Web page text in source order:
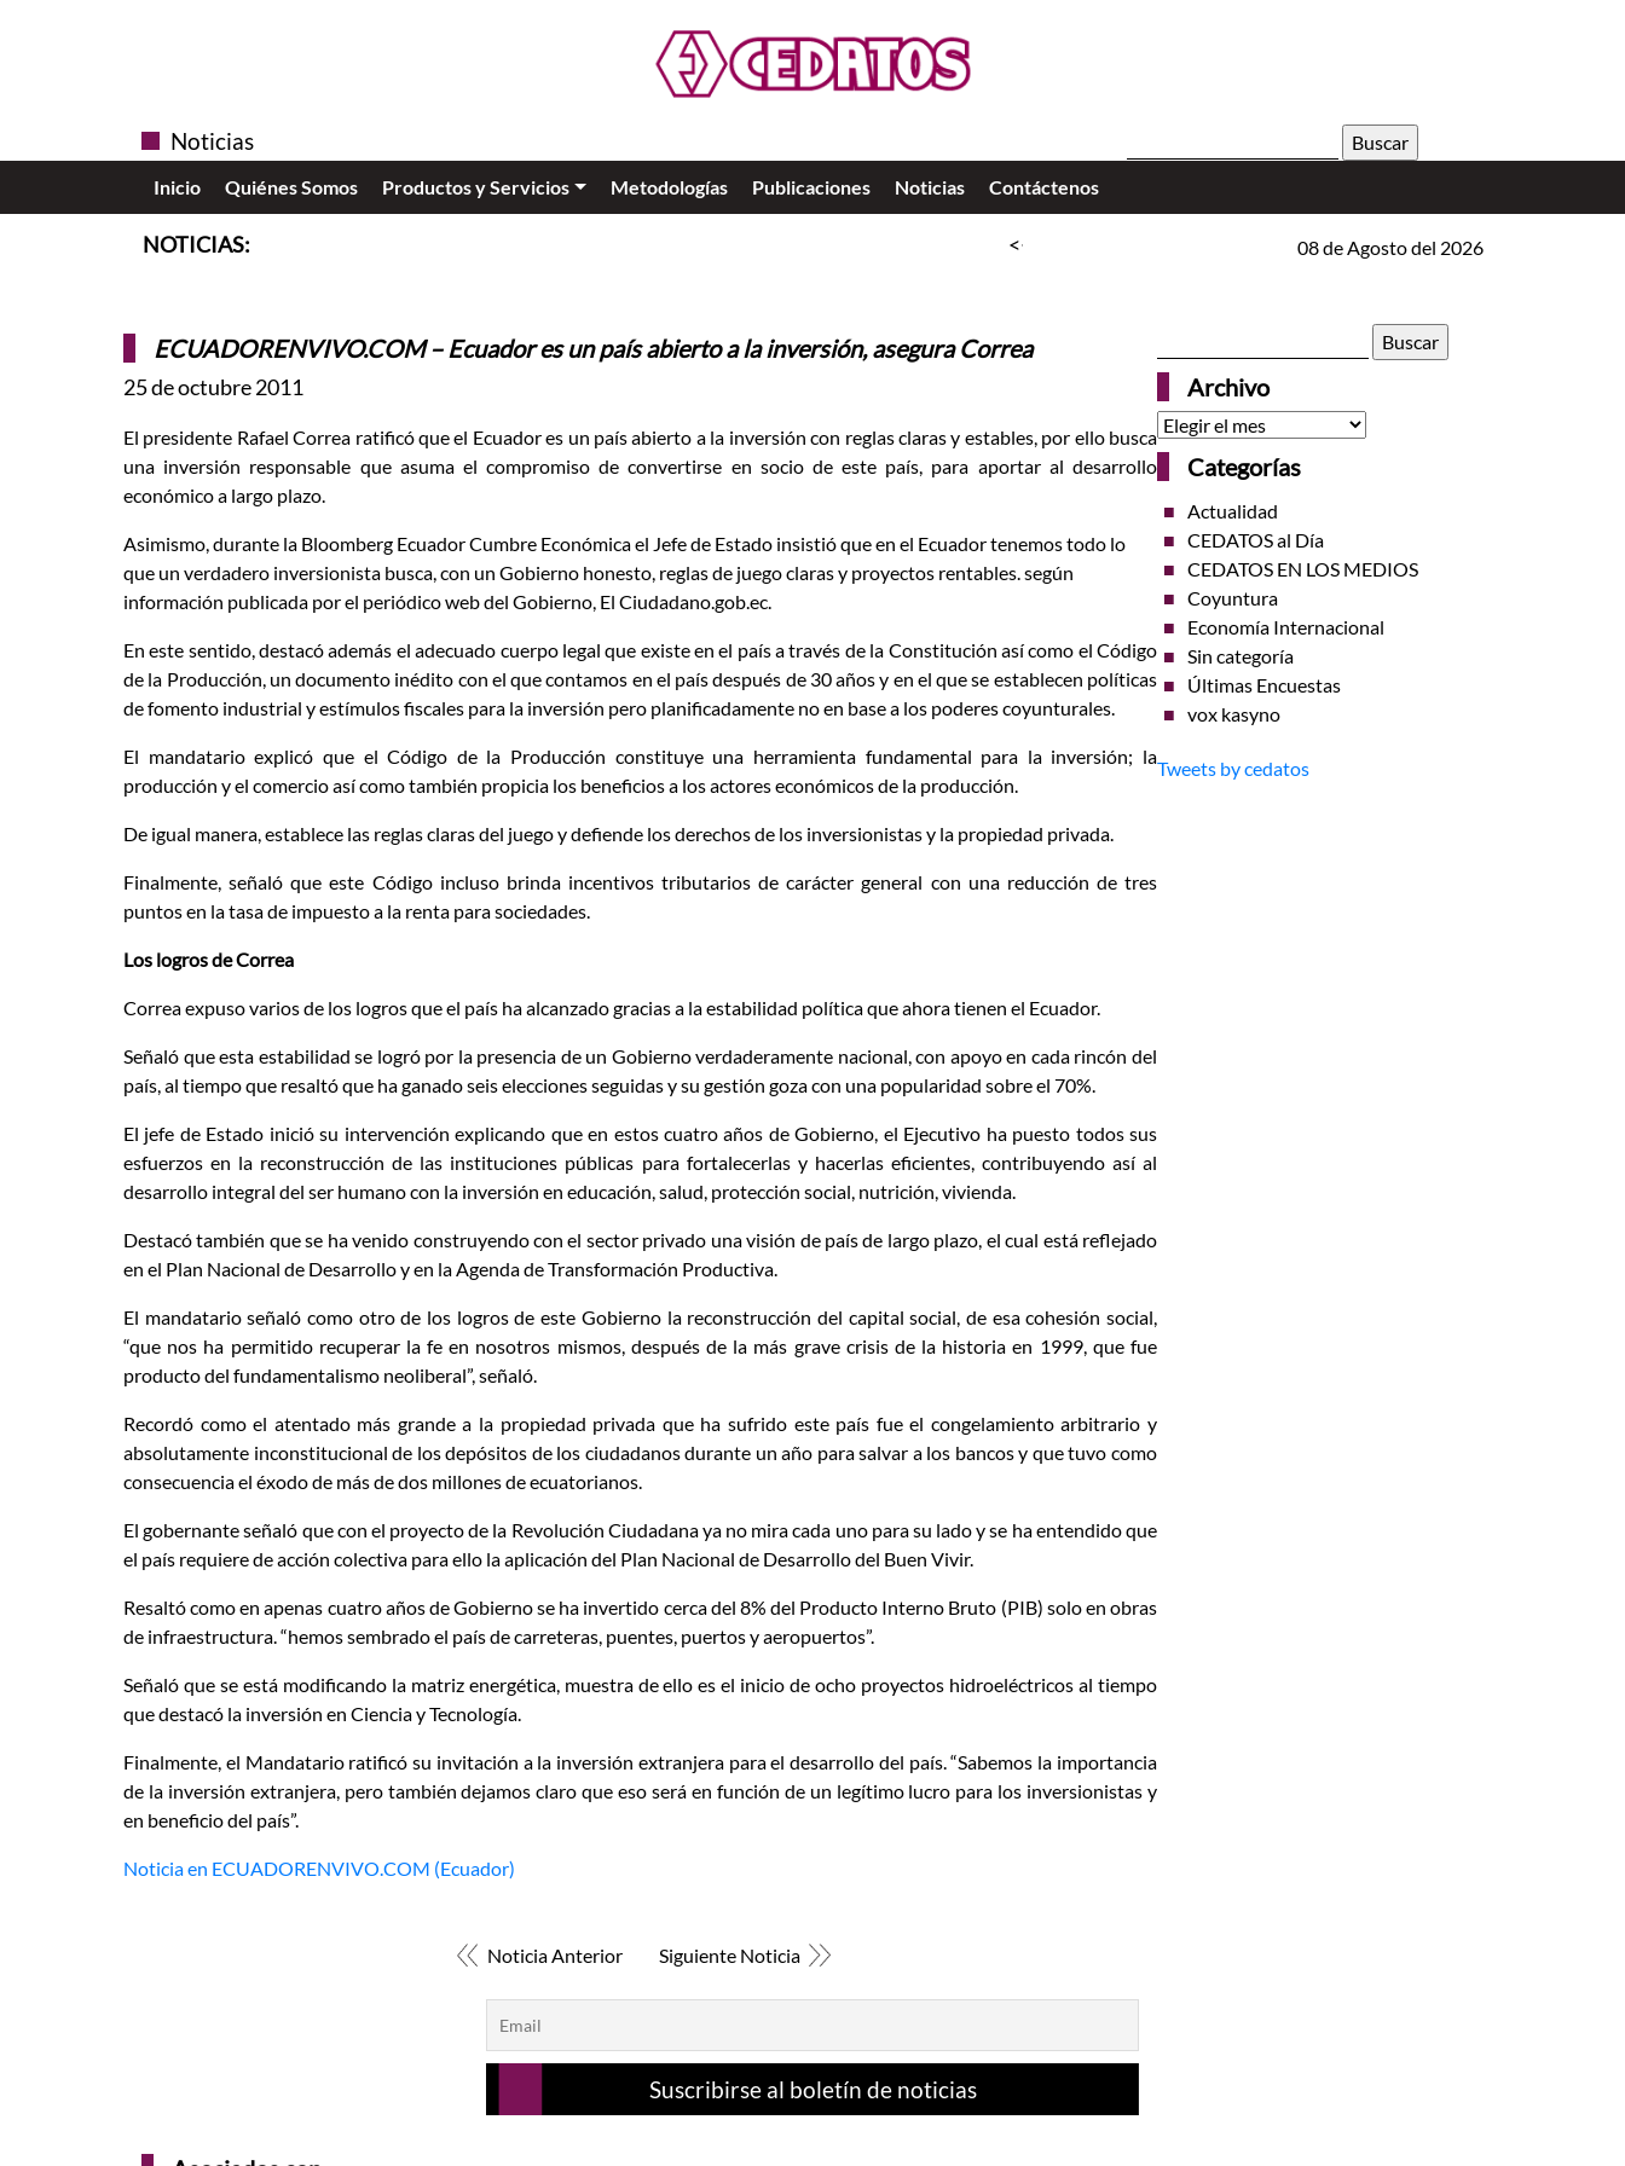
Noticias
Inicio Quiénes Somos Productos y Servicios Metodologías Publicaciones Noticias Contáctenos
NOTICIAS: << SLOTS VOX CASINO 5 MITÓW O REJESTRACJI KTÓRE
08 de Agosto del 2026
ECUADORENVIVO.COM – Ecuador es un país abierto a la inversión, asegura Correa
25 de octubre 2011
El presidente Rafael Correa ratificó que el Ecuador es un país abierto a la inversión con reglas claras y estables, por ello busca
una inversión responsable que asuma el compromiso de convertirse en socio de este país, para aportar al desarrollo
económico a largo plazo.
Asimismo, durante la Bloomberg Ecuador Cumbre Económica el Jefe de Estado insistió que en el Ecuador tenemos todo lo
que un verdadero inversionista busca, con un Gobierno honesto, reglas de juego claras y proyectos rentables. según
información publicada por el periódico web del Gobierno, El Ciudadano.gob.ec.
En este sentido, destacó además el adecuado cuerpo legal que existe en el país a través de la Constitución así como el Código
de la Producción, un documento inédito con el que contamos en el país después de 30 años y en el que se establecen políticas
de fomento industrial y estímulos fiscales para la inversión pero planificadamente no en base a los poderes coyunturales.
El mandatario explicó que el Código de la Producción constituye una herramienta fundamental para la inversión; la
producción y el comercio así como también propicia los beneficios a los actores económicos de la producción.
De igual manera, establece las reglas claras del juego y defiende los derechos de los inversionistas y la propiedad privada.
Finalmente, señaló que este Código incluso brinda incentivos tributarios de carácter general con una reducción de tres
puntos en la tasa de impuesto a la renta para sociedades.
Los logros de Correa
Correa expuso varios de los logros que el país ha alcanzado gracias a la estabilidad política que ahora tienen el Ecuador.
Señaló que esta estabilidad se logró por la presencia de un Gobierno verdaderamente nacional, con apoyo en cada rincón del
país, al tiempo que resaltó que ha ganado seis elecciones seguidas y su gestión goza con una popularidad sobre el 70%.
El jefe de Estado inició su intervención explicando que en estos cuatro años de Gobierno, el Ejecutivo ha puesto todos sus
esfuerzos en la reconstrucción de las instituciones públicas para fortalecerlas y hacerlas eficientes, contribuyendo así al
desarrollo integral del ser humano con la inversión en educación, salud, protección social, nutrición, vivienda.
Destacó también que se ha venido construyendo con el sector privado una visión de país de largo plazo, el cual está reflejado
en el Plan Nacional de Desarrollo y en la Agenda de Transformación Productiva.
El mandatario señaló como otro de los logros de este Gobierno la reconstrucción del capital social, de esa cohesión social,
“que nos ha permitido recuperar la fe en nosotros mismos, después de la más grave crisis de la historia en 1999, que fue
producto del fundamentalismo neoliberal”, señaló.
Recordó como el atentado más grande a la propiedad privada que ha sufrido este país fue el congelamiento arbitrario y
absolutamente inconstitucional de los depósitos de los ciudadanos durante un año para salvar a los bancos y que tuvo como
consecuencia el éxodo de más de dos millones de ecuatorianos.
El gobernante señaló que con el proyecto de la Revolución Ciudadana ya no mira cada uno para su lado y se ha entendido que
el país requiere de acción colectiva para ello la aplicación del Plan Nacional de Desarrollo del Buen Vivir.
Resaltó como en apenas cuatro años de Gobierno se ha invertido cerca del 8% del Producto Interno Bruto (PIB) solo en obras
de infraestructura. “hemos sembrado el país de carreteras, puentes, puertos y aeropuertos”.
Señaló que se está modificando la matriz energética, muestra de ello es el inicio de ocho proyectos hidroeléctricos al tiempo
que destacó la inversión en Ciencia y Tecnología.
Finalmente, el Mandatario ratificó su invitación a la inversión extranjera para el desarrollo del país. “Sabemos la importancia
de la inversión extranjera, pero también dejamos claro que eso será en función de un legítimo lucro para los inversionistas y
en beneficio del país”.
Noticia en ECUADORENVIVO.COM (Ecuador)
Noticia Anterior Siguiente Noticia
Archivo
Archivo
Categorías
Actualidad
CEDATOS al Día
CEDATOS EN LOS MEDIOS
Coyuntura
Economía Internacional
Sin categoría
Últimas Encuestas
vox kasyno
Tweets by cedatos